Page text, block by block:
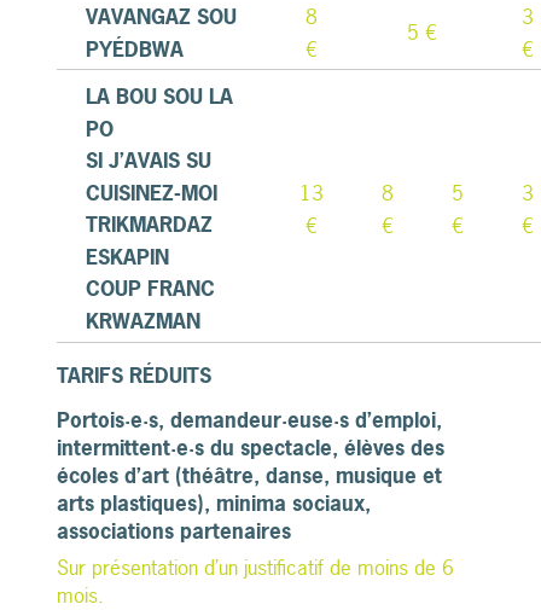
VAVANGAZ SOU
PYÉDBWA
8
€
5 €
3
€
LA BOU SOU LA
PO
SI J’AVAIS SU
CUISINEZ-MOI
TRIKMARDAZ
ESKAPIN
COUP FRANC
KRWAZMAN
13
€
8
€
5
€
3
€
TARIFS RÉDUITS
Portois·e·s, demandeur·euse·s d’emploi,
intermittent·e·s du spectacle, élèves des
écoles d’art (théâtre, danse, musique et
arts plastiques), minima sociaux,
associations partenaires
Sur présentation d’un justificatif de moins de 6
mois.